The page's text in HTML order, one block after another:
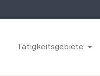
Tätigkeitsgebiete